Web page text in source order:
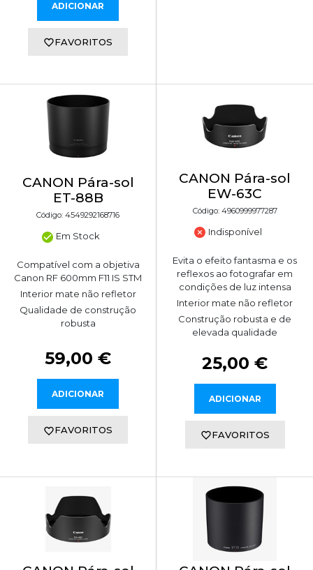
ADICIONAR
FAVORITOS
CANON Pára-sol
ET-88B
Código: 4549292168716
Em Stock
Compatível com a objetiva
Canon RF 600mm F11 IS STM
Interior mate não refletor
Qualidade de construção
robusta
59,00 €
ADICIONAR
FAVORITOS
CANON Pára-sol
EW-63C
Código: 4960999977287
Indisponível
Evita o efeito fantasma e os
reflexos ao fotografar em
condições de luz intensa
Interior mate não refletor
Construção robusta e de
elevada qualidade
25,00 €
ADICIONAR
FAVORITOS